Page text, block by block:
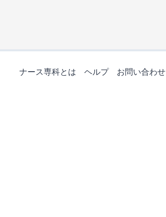
ナース専科とは ヘルプ お問い合わせ